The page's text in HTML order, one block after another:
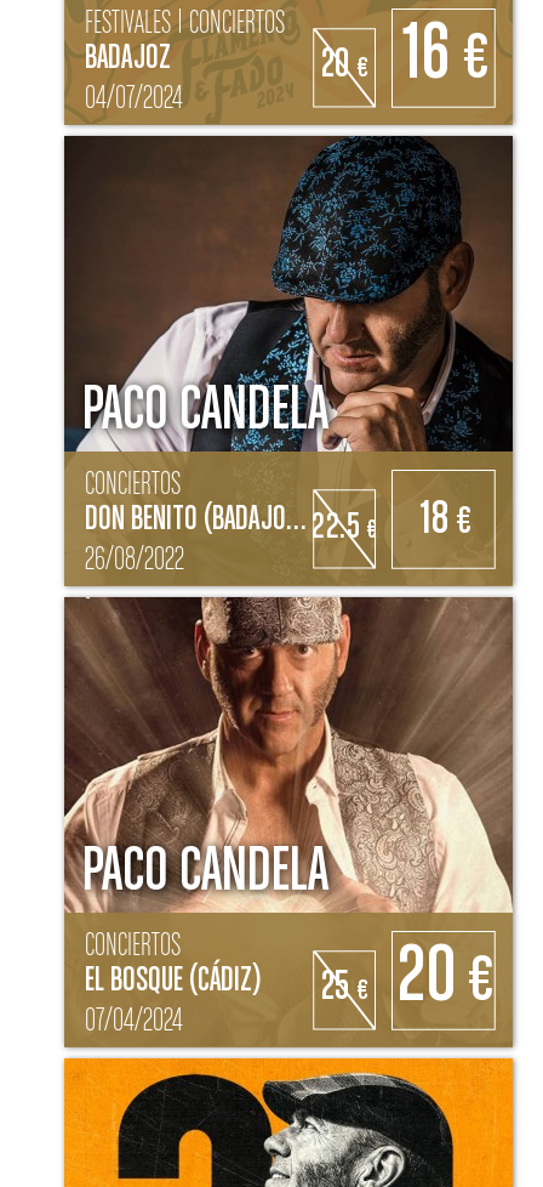
FESTIVALES | CONCIERTOS
BADAJOZ
04/07/2024
20€ 16 €
PACO CANDELA
CONCIERTOS
DON BENITO (BADAJOZ)
26/08/2022
22.5 € 18 €
PACO CANDELA
CONCIERTOS
EL BOSQUE (CÁDIZ)
07/04/2024
25€ 20 €